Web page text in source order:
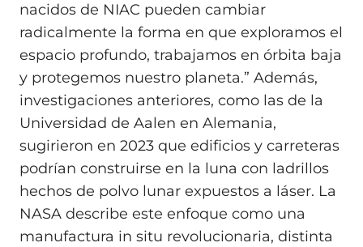
nacidos de NIAC pueden cambiar
radicalmente la forma en que exploramos el
espacio profundo, trabajamos en órbita baja
y protegemos nuestro planeta.” Además,
investigaciones anteriores, como las de la
Universidad de Aalen en Alemania,
sugirieron en 2023 que edificios y carreteras
podrían construirse en la luna con ladrillos
hechos de polvo lunar expuestos a láser. La
NASA describe este enfoque como una
manufactura in situ revolucionaria, distinta